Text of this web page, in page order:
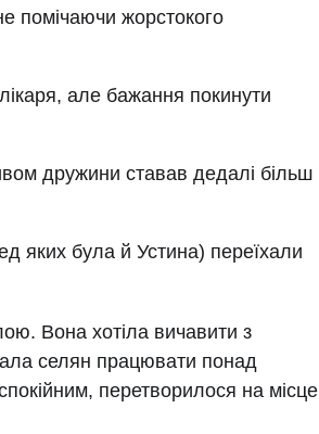
помічаючи жорстокого
але бажання покинути
дружини ставав дедалі більш
яких була й Устина) переїхали
Вона хотіла вичавити з
селян працювати понад
перетворилося на місце